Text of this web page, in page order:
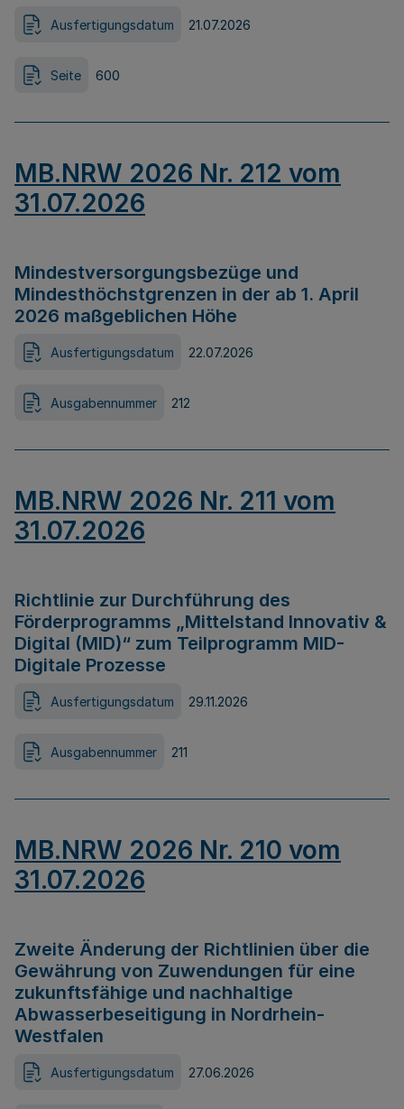
Ausfertigungsdatum 21.07.2026
Seite 600
MB.NRW 2026 Nr. 212 vom
31.07.2026
Mindestversorgungsbezüge und
Mindesthöchstgrenzen in der ab 1. April
2026 maßgeblichen Höhe
Ausfertigungsdatum 22.07.2026
Ausgabennummer 212
MB.NRW 2026 Nr. 211 vom
31.07.2026
Richtlinie zur Durchführung des
Förderprogramms „Mittelstand Innovativ &
Digital (MID)“ zum Teilprogramm MID-
Digitale Prozesse
Ausfertigungsdatum 29.11.2026
Ausgabennummer 211
MB.NRW 2026 Nr. 210 vom
31.07.2026
Zweite Änderung der Richtlinien über die
Gewährung von Zuwendungen für eine
zukunftsfähige und nachhaltige
Abwasserbeseitigung in Nordrhein-
Westfalen
Ausfertigungsdatum 27.06.2026